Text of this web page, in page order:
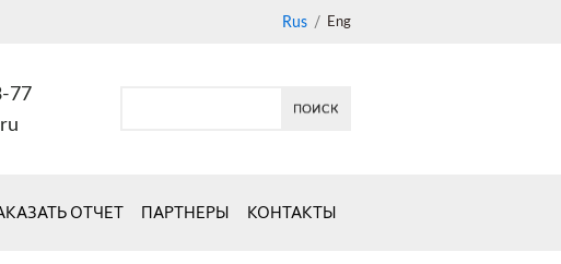
Rus / Eng
77
ОТЧЕТ ПАРТНЕРЫ КОНТАКТЫ